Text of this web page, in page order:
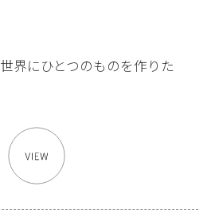
界にひとつのものを作りた